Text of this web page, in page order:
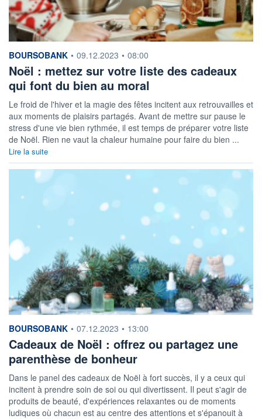
information fournie par
BOURSOBANK • 09.12.2023 • 08:00
Noël : mettez sur votre liste des cadeaux
qui font du bien au moral
Le froid de l'hiver et la magie des fêtes incitent aux retrouvailles et
aux moments de plaisirs partagés. Avant de mettre sur pause le
stress d'une vie bien rythmée, il est temps de préparer votre liste
de Noël. Rien ne vaut la chaleur humaine pour faire du bien ...
Lire la suite
information fournie par
BOURSOBANK • 07.12.2023 • 13:00
Cadeaux de Noël : offrez ou partagez une
parenthèse de bonheur
Dans le panel des cadeaux de Noël à fort succès, il y a ceux qui
incitent à prendre soin de soi ou qui divertissent. Il peut s'agir de
produits de beauté, d'expériences relaxantes ou de moments
ludiques où chacun est au centre des attentions et s'épanouit à